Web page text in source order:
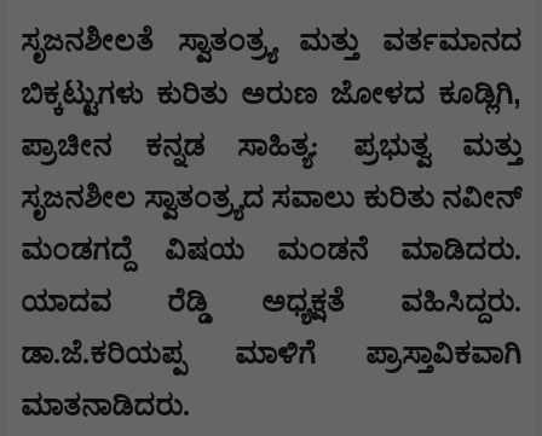
ಸೃಜನಶೀಲತೆ ಸ್ವಾತಂತ್ರ್ಯ ಮತ್ತು ವರ್ತಮಾನದ
ಬಿಕ್ಕಟ್ಟುಗಳು ಕುರಿತು ಅರುಣ ಜೋಳದ ಕೂಡ್ಲಿಗಿ,
ಪ್ರಾಚೀನ ಕನ್ನಡ ಸಾಹಿತ್ಯ: ಪ್ರಭುತ್ವ ಮತ್ತು
ಸೃಜನಶೀಲ ಸ್ವಾತಂತ್ರ್ಯದ ಸವಾಲು ಕುರಿತು ನವೀನ್
ಮಂಡಗದ್ದೆ ವಿಷಯ ಮಂಡನೆ ಮಾಡಿದರು.
ಯಾದವ ರೆಡ್ಡಿ ಅಧ್ಯಕ್ಷತೆ ವಹಿಸಿದ್ದರು.
ಡಾ.ಜೆ.ಕರಿಯಪ್ಪ ಮಾಳಿಗೆ ಪ್ರಾಸ್ತಾವಿಕವಾಗಿ
ಮಾತನಾಡಿದರು.